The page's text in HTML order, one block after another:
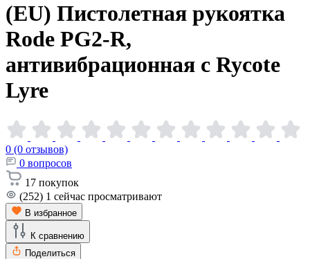
(EU) Пистолетная рукоятка
Rode PG2-R,
антивибрационная с Rycote
Lyre
0 (0 отзывов)
0 вопросов
17 покупок
(252) 1 сейчас просматривают
В избранное
К сравнению
Поделиться